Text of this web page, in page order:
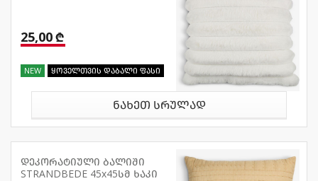
25,00 ₾
NEW ყოველთვის დაბალი ფასი
ნახეთ სრულად
დეკორატიული ბალიში
STRANDBEDE 45x45სმ ხაკი